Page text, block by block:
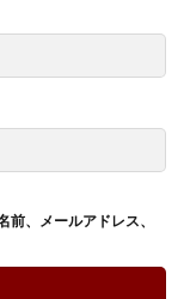
、メールアドレス、